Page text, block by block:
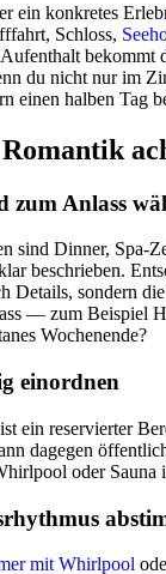
ein konkretes
Schloss,
bekommt
du nicht nur im
einen halben Tag
zum Anlass
sind Dinner, Spa-
beschrieben.
Details, sondern
— zum Beispiel
Wochenende?
einordnen
ein reservierter
dagegen
oder Sauna
mit Whirlpool